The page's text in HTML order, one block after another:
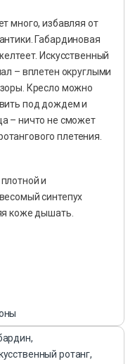
много, избавляя от
Габардиновая
Искусственный
– вплетен округлыми
Кресло можно
под дождем и
– ничто не сможет
плетения.
и
синтепух
коже дышать.
ротанг,